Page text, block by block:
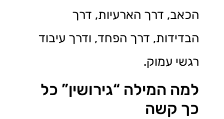
הכאב, דרך הארעיות, דרך
הבדידות, דרך הפחד, ודרך עיבוד
רגשי עמוק.
למה המילה “גירושין” כל
כך קשה